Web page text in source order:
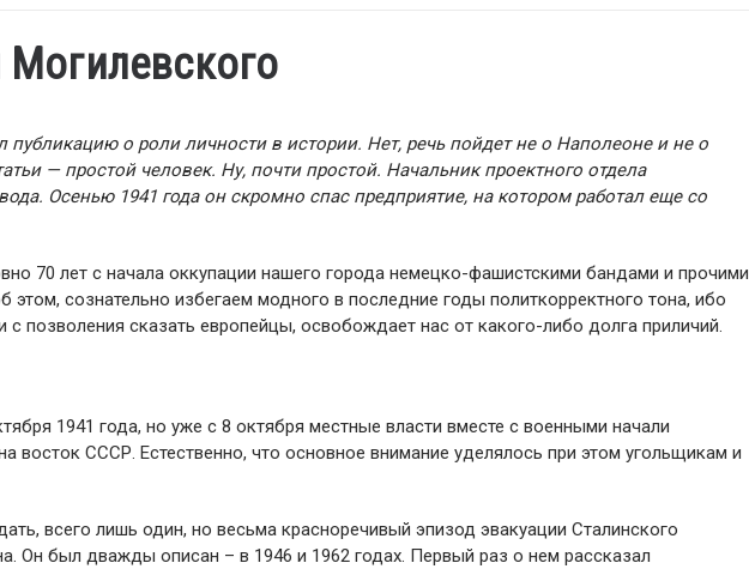
публикацию о роли личности в истории. Нет, речь пойдет не о Наполеоне и не о
— простой человек. Ну, почти простой. Начальник проектного отдела
Осенью 1941 года он скромно спас предприятие, на котором работал еще со
70 лет с начала оккупации нашего города немецко-фашистскими бандами и прочими
этом, сознательно избегаем модного в последние годы политкорректного тона, ибо
с позволения сказать европейцы, освобождает нас от какого-либо долга приличий.
1941 года, но уже с 8 октября местные власти вместе с военными начали
восток СССР. Естественно, что основное внимание уделялось при этом угольщикам и
всего лишь один, но весьма красноречивый эпизод эвакуации Сталинского
Он был дважды описан – в 1946 и 1962 годах. Первый раз о нем рассказал